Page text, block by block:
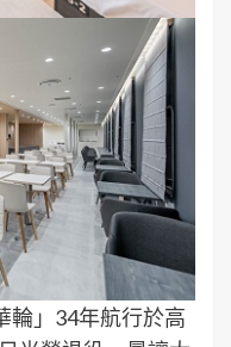
輪」34年航行於高